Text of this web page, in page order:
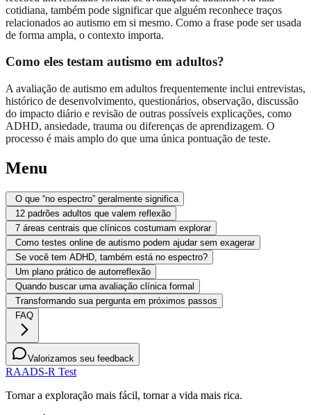
cotidiana, também pode significar que alguém reconhece traços
relacionados ao autismo em si mesmo. Como a frase pode ser usada
de forma ampla, o contexto importa.
Como eles testam autismo em adultos?
A avaliação de autismo em adultos frequentemente inclui entrevistas,
histórico de desenvolvimento, questionários, observação, discussão
do impacto diário e revisão de outras possíveis explicações, como
ADHD, ansiedade, trauma ou diferenças de aprendizagem. O
processo é mais amplo do que uma única pontuação de teste.
Menu
O que “no espectro” geralmente significa
12 padrões adultos que valem reflexão
7 áreas centrais que clínicos costumam explorar
Como testes online de autismo podem ajudar sem exagerar
Se você tem ADHD, também está no espectro?
Um plano prático de autorreflexão
Quando buscar uma avaliação clínica formal
Transformando sua pergunta em próximos passos
FAQ
Valorizamos seu feedback
RAADS-R Test
Tornar a exploração mais fácil, tornar a vida mais rica.